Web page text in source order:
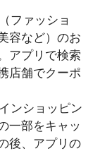
ファッショ
容など）のお
アプリで検索
店舗でクーポ
ンショッピン
一部をキャッ
後、アプリの